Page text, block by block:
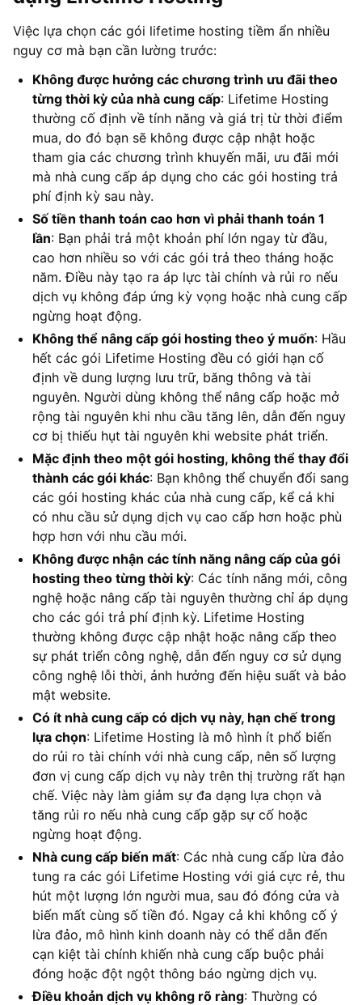
Việc lựa chọn các gói lifetime hosting tiềm ẩn nhiều
nguy cơ mà bạn cần lường trước:
Không được hưởng các chương trình ưu đãi theo
từng thời kỳ của nhà cung cấp: Lifetime Hosting
thường cố định về tính năng và giá trị từ thời điểm
mua, do đó bạn sẽ không được cập nhật hoặc
tham gia các chương trình khuyến mãi, ưu đãi mới
mà nhà cung cấp áp dụng cho các gói hosting trả
phí định kỳ sau này.
Số tiền thanh toán cao hơn vì phải thanh toán 1
lần: Bạn phải trả một khoản phí lớn ngay từ đầu,
cao hơn nhiều so với các gói trả theo tháng hoặc
năm. Điều này tạo ra áp lực tài chính và rủi ro nếu
dịch vụ không đáp ứng kỳ vọng hoặc nhà cung cấp
ngừng hoạt động.
Không thể nâng cấp gói hosting theo ý muốn: Hầu
hết các gói Lifetime Hosting đều có giới hạn cố
định về dung lượng lưu trữ, băng thông và tài
nguyên. Người dùng không thể nâng cấp hoặc mở
rộng tài nguyên khi nhu cầu tăng lên, dẫn đến nguy
cơ bị thiếu hụt tài nguyên khi website phát triển.
Mặc định theo một gói hosting, không thể thay đổi
thành các gói khác: Bạn không thể chuyển đổi sang
các gói hosting khác của nhà cung cấp, kể cả khi
có nhu cầu sử dụng dịch vụ cao cấp hơn hoặc phù
hợp hơn với nhu cầu mới.
Không được nhận các tính năng nâng cấp của gói
hosting theo từng thời kỳ: Các tính năng mới, công
nghệ hoặc nâng cấp tài nguyên thường chỉ áp dụng
cho các gói trả phí định kỳ. Lifetime Hosting
thường không được cập nhật hoặc nâng cấp theo
sự phát triển công nghệ, dẫn đến nguy cơ sử dụng
công nghệ lỗi thời, ảnh hưởng đến hiệu suất và bảo
mật website.
Có ít nhà cung cấp có dịch vụ này, hạn chế trong
lựa chọn: Lifetime Hosting là mô hình ít phổ biến
do rủi ro tài chính với nhà cung cấp, nên số lượng
đơn vị cung cấp dịch vụ này trên thị trường rất hạn
chế. Việc này làm giảm sự đa dạng lựa chọn và
tăng rủi ro nếu nhà cung cấp gặp sự cố hoặc
ngừng hoạt động.
Nhà cung cấp biến mất: Các nhà cung cấp lừa đảo
tung ra các gói Lifetime Hosting với giá cực rẻ, thu
hút một lượng lớn người mua, sau đó đóng cửa và
biến mất cùng số tiền đó. Ngay cả khi không cố ý
lừa đảo, mô hình kinh doanh này có thể dẫn đến
cạn kiệt tài chính khiến nhà cung cấp buộc phải
đóng hoặc đột ngột thông báo ngừng dịch vụ.
Điều khoản dịch vụ không rõ ràng: Thường có